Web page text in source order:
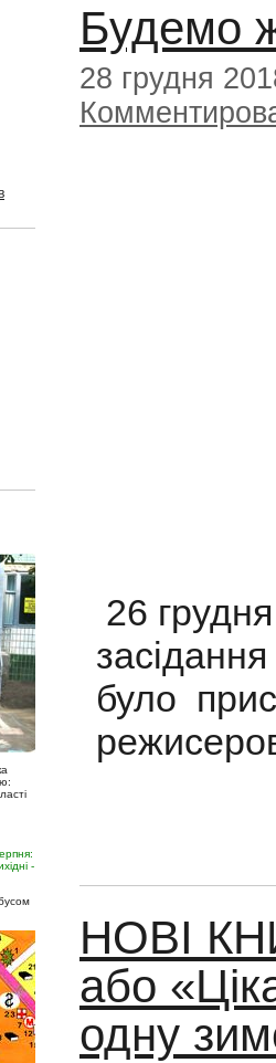
-
Будемо
28 грудня
26
було
НОВІ
або
одну